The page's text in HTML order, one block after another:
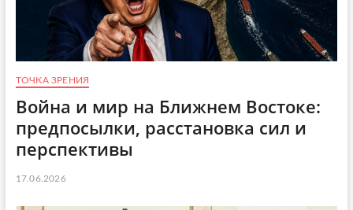
ТОЧКА ЗРЕНИЯ
Война и мир на Ближнем Востоке:
предпосылки, расстановка сил и
перспективы
17.06.2026